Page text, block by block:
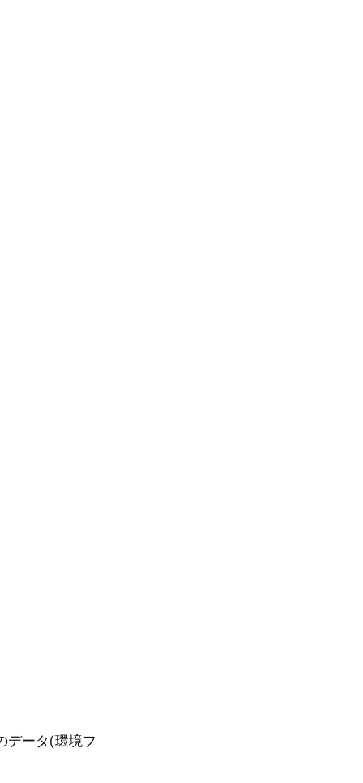
データ(環境フ